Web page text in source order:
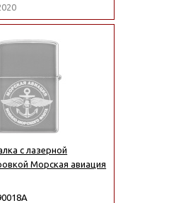
с лазерной
Морская авиация